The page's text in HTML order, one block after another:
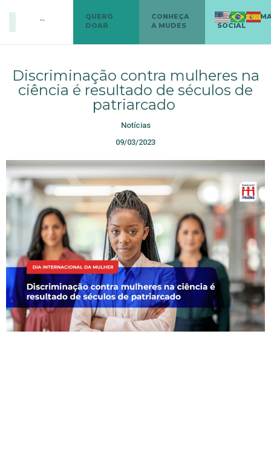
QUERO
DOAR
CONHEÇA
A MUDES
SOCIAL
Discriminação contra mulheres na
ciência é resultado de séculos de
patriarcado
Notícias
09/03/2023